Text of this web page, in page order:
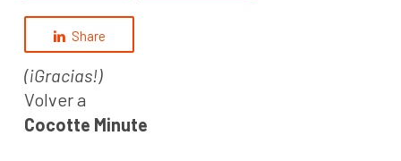
Share
(¡Gracias!)
Volver a
Cocotte Minute